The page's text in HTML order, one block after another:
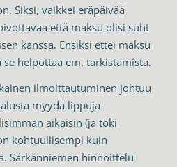
Siksi, vaikkei eräpäivää
että maksu olisi suht
kanssa. Ensiksi ettei maksu
helpottaa em. tarkistamista.
ilmoittautuminen johtuu
myydä lippuja
aikaisin (ja toki
kohtuullisempi kuin
Särkänniemen hinnoittelu